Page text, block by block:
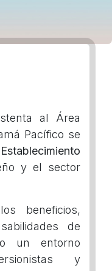
al Área
Pacífico se
y el sector
beneficios,
de
un entorno
y